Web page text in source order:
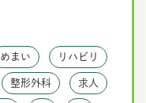
めまい リハビリ
整形外科 求人